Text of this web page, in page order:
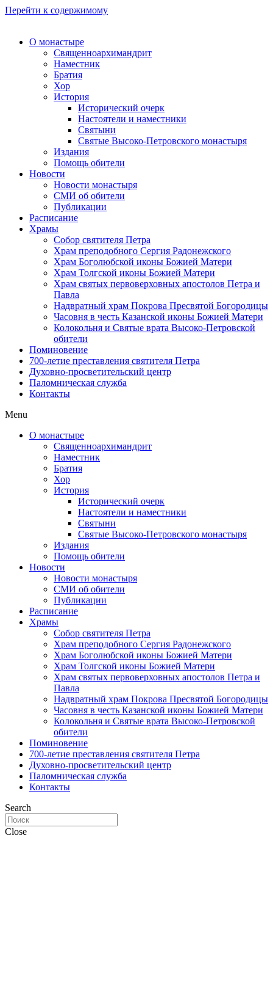
Перейти к содержимому
О монастыре
Священноархимандрит
Наместник
Братия
Хор
История
Исторический очерк
Настоятели и наместники
Святыни
Святые Высоко-Петровского монастыря
Издания
Помощь обители
Новости
Новости монастыря
СМИ об обители
Публикации
Расписание
Храмы
Собор святителя Петра
Храм преподобного Сергия Радонежского
Храм Боголюбской иконы Божией Матери
Храм Толгской иконы Божией Матери
Храм святых первоверховных апостолов Петра и
Павла
Надвратный храм Покрова Пресвятой Богородицы
Часовня в честь Казанской иконы Божией Матери
Колокольня и Святые врата Высоко-Петровской
обители
Поминовение
700-летие преставления святителя Петра
Духовно-просветительский центр
Паломническая служба
Контакты
Menu
О монастыре
Священноархимандрит
Наместник
Братия
Хор
История
Исторический очерк
Настоятели и наместники
Святыни
Святые Высоко-Петровского монастыря
Издания
Помощь обители
Новости
Новости монастыря
СМИ об обители
Публикации
Расписание
Храмы
Собор святителя Петра
Храм преподобного Сергия Радонежского
Храм Боголюбской иконы Божией Матери
Храм Толгской иконы Божией Матери
Храм святых первоверховных апостолов Петра и
Павла
Надвратный храм Покрова Пресвятой Богородицы
Часовня в честь Казанской иконы Божией Матери
Колокольня и Святые врата Высоко-Петровской
обители
Поминовение
700-летие преставления святителя Петра
Духовно-просветительский центр
Паломническая служба
Контакты
Search
Close